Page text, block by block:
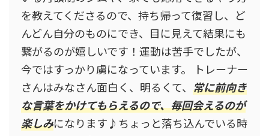
を教えてくださるので、持ち帰って復習し、ど
んどん自分のものにでき、目に見えて結果にも
繋がるのが嬉しいです！運動は苦手でしたが、
今ではすっかり虜になっています。 トレーナー
さんはみなさん面白く、明るくて、 常に前向き
な言葉をかけてもらえるので、毎回会えるのが
楽しみになります♪ちょっと落ち込んでいる時